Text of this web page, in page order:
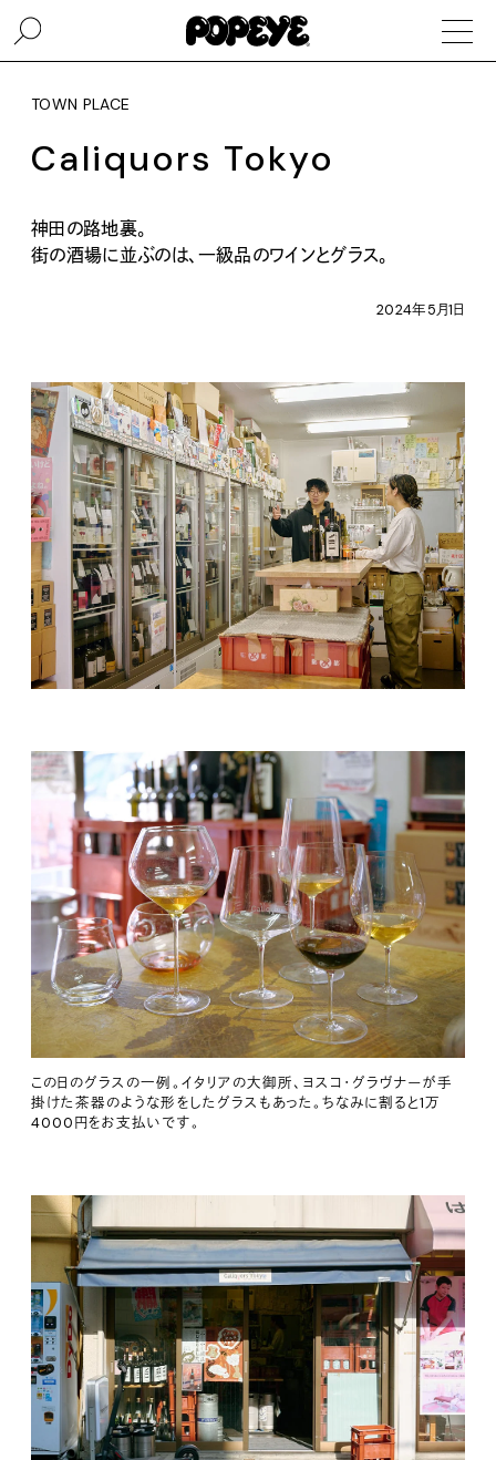
TOWN PLACE
Caliquors Tokyo
神田の路地裏。
街の酒場に並ぶのは、一級品のワインとグラス。
2024年5月1日
この日のグラスの一例。イタリアの大御所、ヨスコ・グラヴナーが手
掛けた茶器のような形をしたグラスもあった。ちなみに割ると1万
4000円をお支払いです。